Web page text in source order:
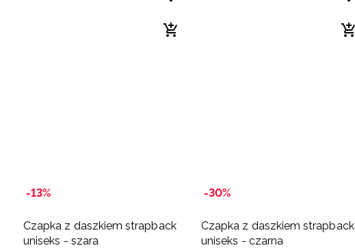
-13%
Czapka z daszkiem strapback
uniseks - szara
-30%
Czapka z daszkiem strapback
uniseks - czarna